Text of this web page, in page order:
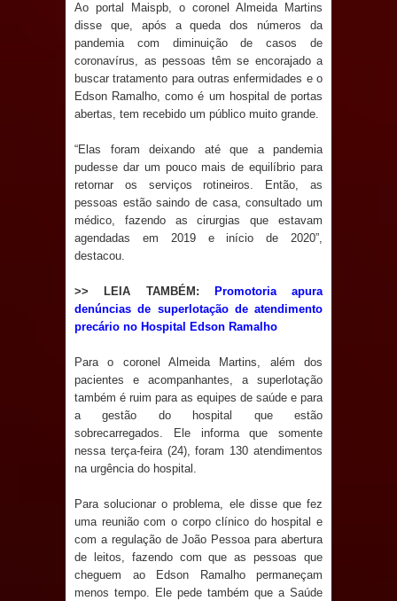
jurídico brasileiro, temas polêmicos;
Confira!
Prefeitura de Sapé promove
conscientização sobre saúde bucal
Caldas Brandão: gestão municipal
e aquece economia para Festa de
Santana
Saúde Bucal: Mais de 470 próteses
dentárias já foram entregues pela
Prefeitura de Sapé em 2026
Caldas Brandão: Tradicional Festa de
Santana 2026 será neste sábado (25)
e deve atrair grande público
Nota de pesar: Câmara de Marí
Ao portal Maispb, o coronel Almeida Martins
disse que, após a queda dos números da
pandemia com diminuição de casos de
coronavírus, as pessoas têm se encorajado a
buscar tratamento para outras enfermidades e o
Edson Ramalho, como é um hospital de portas
abertas, tem recebido um público muito grande.
“Elas foram deixando até que a pandemia
pudesse dar um pouco mais de equilíbrio para
retornar os serviços rotineiros. Então, as
pessoas estão saindo de casa, consultado um
médico, fazendo as cirurgias que estavam
agendadas em 2019 e início de 2020”,
destacou.
>> LEIA TAMBÉM:
Promotoria apura
denúncias de superlotação de atendimento
precário no Hospital Edson Ramalho
Para o coronel Almeida Martins, além dos
pacientes e acompanhantes, a superlotação
também é ruim para as equipes de saúde e para
a gestão do hospital que estão
sobrecarregados. Ele informa que somente
nessa terça-feira (24), foram 130 atendimentos
na urgência do hospital.
Para solucionar o problema, ele disse que fez
uma reunião com o corpo clínico do hospital e
com a regulação de João Pessoa para abertura
de leitos, fazendo com que as pessoas que
cheguem ao Edson Ramalho permaneçam
menos tempo. Ele pede também que a Saúde